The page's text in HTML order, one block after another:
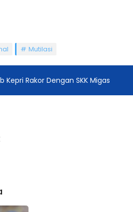
Mutilasi
Kepri Rakor Dengan SKK Migas